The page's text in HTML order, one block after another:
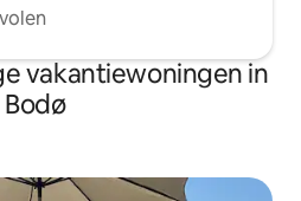
vakantiewoningen in
Bodø